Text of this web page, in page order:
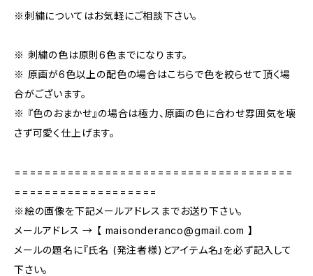
※刺繍についてはお気軽にご相談下さい。
※ 刺繍の色は原則6色までになります。
※ 原画が6色以上の配色の場合はこちらで色を絞らせて頂く場
合がございます。
※ 『色のおまかせ』の場合は極力、原画の色に合わせ雰囲気を壊
さず可愛く仕上げます。
=====================================
===================
※絵の画像を下記メールアドレスまでお送り下さい。
メールアドレス → 【 maisonderanco@gmail.com 】
メールの題名に『氏名 (発注者様)とアイテム名』を必ず記入して
下さい。